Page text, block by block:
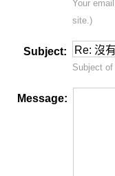
Your
site.)
Subject:
Subject of
Message: